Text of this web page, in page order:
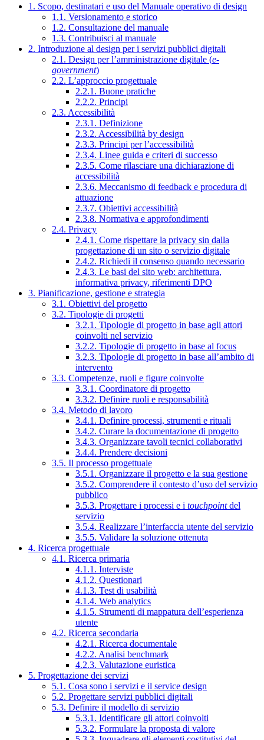
1. Scopo, destinatari e uso del Manuale operativo di design
1.1. Versionamento e storico
1.2. Consultazione del manuale
1.3. Contribuisci al manuale
2. Introduzione al design per i servizi pubblici digitali
2.1. Design per l’amministrazione digitale (e-
government)
2.2. L’approccio progettuale
2.2.1. Buone pratiche
2.2.2. Principi
2.3. Accessibilità
2.3.1. Definizione
2.3.2. Accessibilità by design
2.3.3. Principi per l’accessibilità
2.3.4. Linee guida e criteri di successo
2.3.5. Come rilasciare una dichiarazione di
accessibilità
2.3.6. Meccanismo di feedback e procedura di
attuazione
2.3.7. Obiettivi accessibilità
2.3.8. Normativa e approfondimenti
2.4. Privacy
2.4.1. Come rispettare la privacy sin dalla
progettazione di un sito o servizio digitale
2.4.2. Richiedi il consenso quando necessario
2.4.3. Le basi del sito web: architettura,
informativa privacy, riferimenti DPO
3. Pianificazione, gestione e strategia
3.1. Obiettivi del progetto
3.2. Tipologie di progetti
3.2.1. Tipologie di progetto in base agli attori
coinvolti nel servizio
3.2.2. Tipologie di progetto in base al focus
3.2.3. Tipologie di progetto in base all’ambito di
intervento
3.3. Competenze, ruoli e figure coinvolte
3.3.1. Coordinatore di progetto
3.3.2. Definire ruoli e responsabilità
3.4. Metodo di lavoro
3.4.1. Definire processi, strumenti e rituali
3.4.2. Curare la documentazione di progetto
3.4.3. Organizzare tavoli tecnici collaborativi
3.4.4. Prendere decisioni
3.5. Il processo progettuale
3.5.1. Organizzare il progetto e la sua gestione
3.5.2. Comprendere il contesto d’uso del servizio
pubblico
3.5.3. Progettare i processi e i touchpointdel
servizio
3.5.4. Realizzare l’interfaccia utente del servizio
3.5.5. Validare la soluzione ottenuta
4. Ricerca progettuale
4.1. Ricerca primaria
4.1.1. Interviste
4.1.2. Questionari
4.1.3. Test di usabilità
4.1.4. Web analytics
4.1.5. Strumenti di mappatura dell’esperienza
utente
4.2. Ricerca secondaria
4.2.1. Ricerca documentale
4.2.2. Analisi benchmark
4.2.3. Valutazione euristica
5. Progettazione dei servizi
5.1. Cosa sono i servizi e il service design
5.2. Progettare servizi pubblici digitali
5.3. Definire il modello di servizio
5.3.1. Identificare gli attori coinvolti
5.3.2. Formulare la proposta di valore